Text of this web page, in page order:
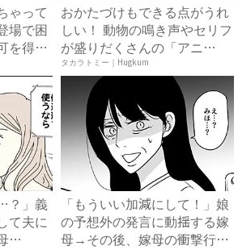
ゃって
場で困
を得た
おかたづけもできる点がうれ
しい！ 動物の鳴き声やセリフ
が盛りだくさんの「アニ
ア ...
タカラトミー｜Hugkum
？」義
て夫に
「もういい加減にして！」娘
の予想外の発言に動揺する嫁
母→その後、嫁母の衝撃行動